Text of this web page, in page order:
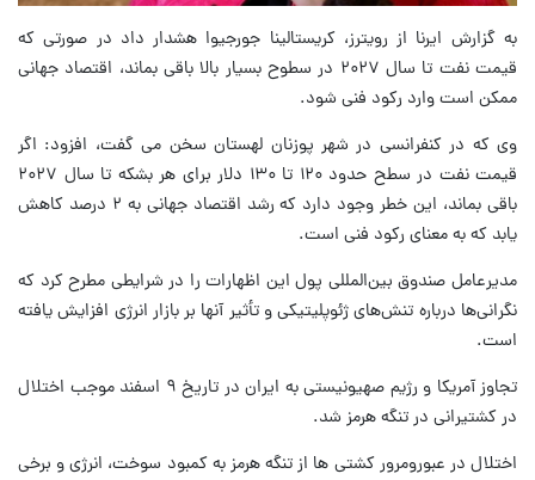
به گزارش ایرنا از رویترز، کریستالینا جورجیوا هشدار داد در صورتی که
قیمت نفت تا سال ۲۰۲۷ در سطوح بسیار بالا باقی بماند، اقتصاد جهانی
ممکن است وارد رکود فنی شود.
وی که در کنفرانسی در شهر پوزنان لهستان سخن می گفت، افزود: اگر
قیمت نفت در سطح حدود ۱۲۰ تا ۱۳۰ دلار برای هر بشکه تا سال ۲۰۲۷
باقی بماند، این خطر وجود دارد که رشد اقتصاد جهانی به ۲ درصد کاهش
یابد که به معنای رکود فنی است.
مدیرعامل صندوق بین‌المللی پول این اظهارات را در شرایطی مطرح کرد که
نگرانی‌ها درباره تنش‌های ژئوپلیتیکی و تأثیر آنها بر بازار انرژی افزایش یافته
است.
تجاوز آمریکا و رژیم صهیونیستی به ایران در تاریخ ۹ اسفند موجب اختلال
در کشتیرانی در تنگه هرمز شد.
اختلال در عبورومرور کشتی ها از تنگه هرمز به کمبود سوخت، انرژی و برخی